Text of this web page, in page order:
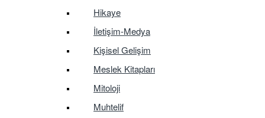
Hikaye
İletişim-Medya
Kişisel Gelişim
Meslek Kitapları
Mitoloji
Muhtelif